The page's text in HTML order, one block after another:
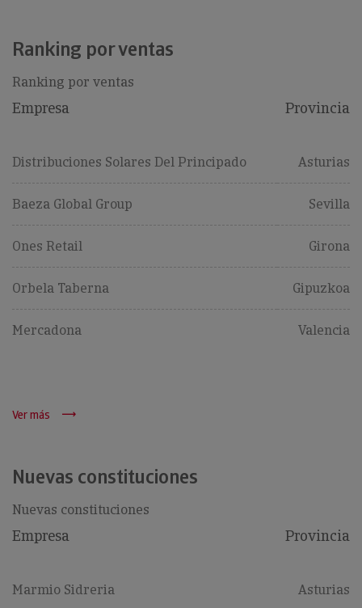
Ranking por ventas
Ranking por ventas
Empresa Provincia
Distribuciones Solares Del Principado Asturias
Baeza Global Group Sevilla
Ones Retail Girona
Orbela Taberna Gipuzkoa
Mercadona Valencia
Ver más
Nuevas constituciones
Nuevas constituciones
Empresa Provincia
Marmio Sidreria Asturias